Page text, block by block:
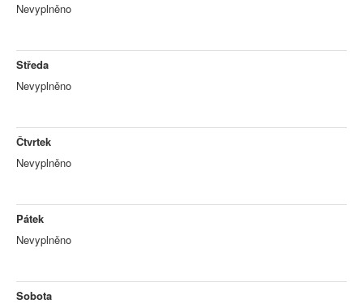
Nevyplněno
Středa
Nevyplněno
Čtvrtek
Nevyplněno
Pátek
Nevyplněno
Sobota